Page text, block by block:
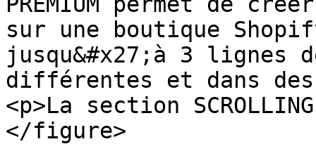
sur une boutique
jusqu&#x27;à 3 lignes
différentes et dans des
<p>La section
</figure>